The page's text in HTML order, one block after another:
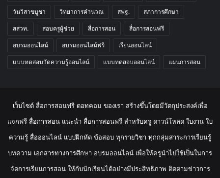
วันวิสาขบูชา วิทยาการคำนวณ สพฐ. สภาการศึกษา
สสวท. สอบครูผู้ช่วย สื่อการสอน สื่อการสอนฟรี
อบรมออนไลน์ อบรมออนไลน์ฟรี เรียนออนไลน์
แบบทดสอบวัดความรู้ออนไลน์ แบบทดสอบออนไลน์ แผนการสอน
เว็บไซต์ สื่อการสอนฟรี ดอทคอม ของเรา สร้างขึ้นโดยมีวัตถุประสงค์เพื่อ
แจกฟรี สื่อการสอน แนะนำ สื่อการสอนฟรี สำหรับครู ดาวน์โหลด ใบงาน ใบ
ความรู้ สื่อออนไลน์ แบบฝึกหัด ข้อสอบ ทุกรายวิชา ทุกกลุ่มสาระการเรียนรู้
บทความ เอกสารทางการศึกษา อบรมออนไลน์ เพื่อให้ครูนำไปใช้เป็นในการ
จัดการเรียนการสอน ให้กับนักเรียนได้อย่างมีประสิทธิภาพ ติดตามข่าวการ